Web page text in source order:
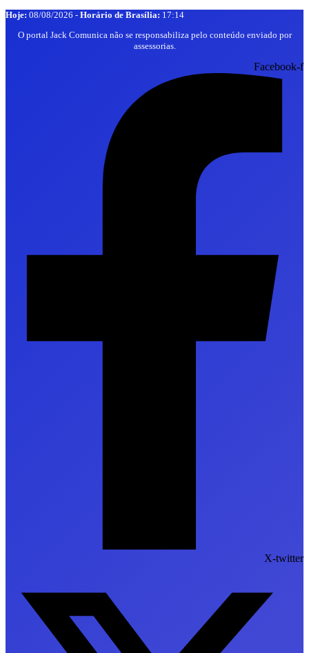
Hoje: 08/08/2026 - Horário de Brasília: 17:14
O portal Jack Comunica não se responsabiliza pelo conteúdo enviado por
assessorias.
Facebook-f
X-twitter